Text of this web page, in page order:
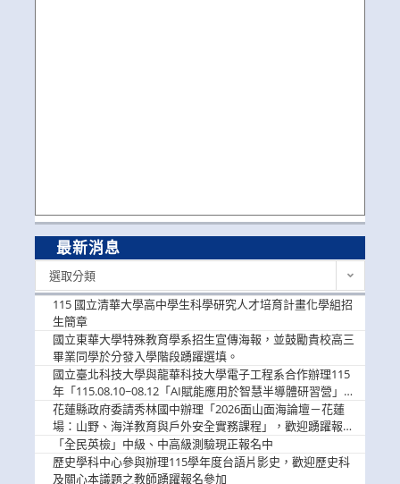
最新消息
選取分類
115 國立清華大學高中學生科學研究人才培育計畫化學組招
生簡章
國立東華大學特殊教育學系招生宣傳海報，並鼓勵貴校高三
畢業同學於分發入學階段踴躍選填。
國立臺北科技大學與龍華科技大學電子工程系合作辦理115
年「115.08.10~08.12「AI賦能應用於智慧半導體研習營」，
歡迎學生踴躍報名參加
花蓮縣政府委請秀林國中辦理「2026面山面海論壇－花蓮
場：山野、海洋教育與戶外安全實務課程」，歡迎踴躍報名
參加
「全民英檢」中級、中高級測驗現正報名中
歷史學科中心參與辦理115學年度台語片影史，歡迎歷史科
及關心本議題之教師踴躍報名參加